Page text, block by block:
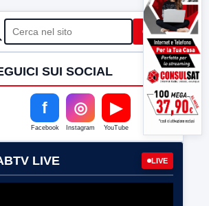
Cerca
SUI SOCIAL
f
Facebook
◎
Instagram
▶
YouTube
LIVE LIVE